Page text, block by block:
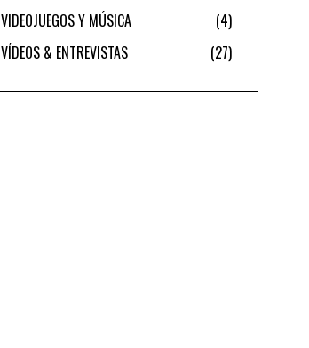
VIDEOJUEGOS Y MÚSICA
4
VÍDEOS & ENTREVISTAS
27